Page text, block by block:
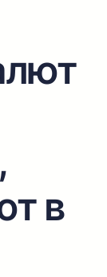
в